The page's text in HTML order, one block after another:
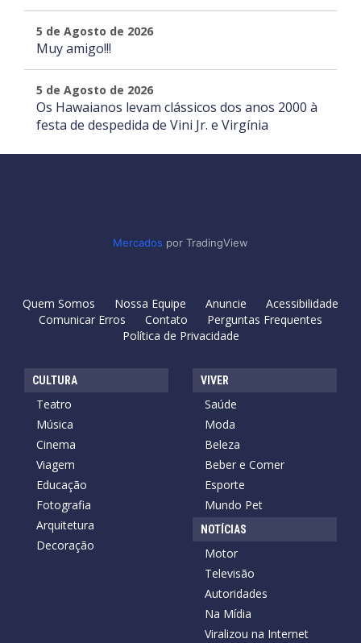
5 de Agosto de 2026
Muy amigo!!!
5 de Agosto de 2026
Os Hawaianos levam clássicos dos anos 2000 à
festa de despedida de Vini Jr. e Virgínia
Mercados por TradingView
Quem Somos Nossa Equipe Anuncie
Acessibilidade
Comunicar Erros
Contato
Perguntas Frequentes
Política de Privacidade
CULTURA
Teatro
Música
Cinema
Viagem
Educação
Fotografia
Arquitetura
Decoração
VIVER
Saúde
Moda
Beleza
Beber e Comer
Esporte
Mundo Pet
NOTÍCIAS
Motor
Televisão
Autoridades
Na Mídia
Viralizou na Internet